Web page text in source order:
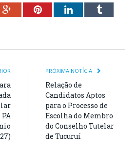
Google+PinterestLinkedInTumblr
PRÓXIMA NOTÍCIA
Relação de
Candidatos Aptos
para o Processo de
Escolha do Membro
do Conselho Tutelar
de Tucuruí